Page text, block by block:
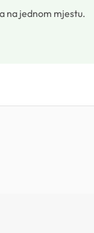
na jednom mjestu.